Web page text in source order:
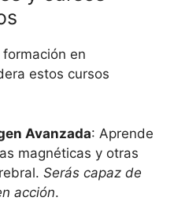
en
estos cursos
Avanzada: Aprende
magnéticas y otras
Serás capaz de
acción.